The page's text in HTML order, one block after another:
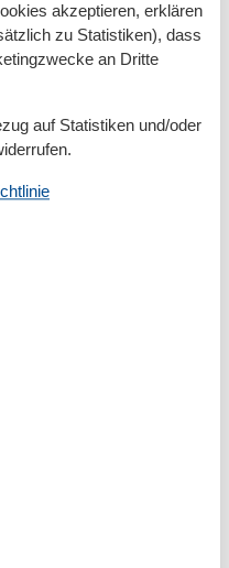
55 m²
akzeptieren, erklären
zu Statistiken), dass
an Dritte
auf Statistiken und/oder